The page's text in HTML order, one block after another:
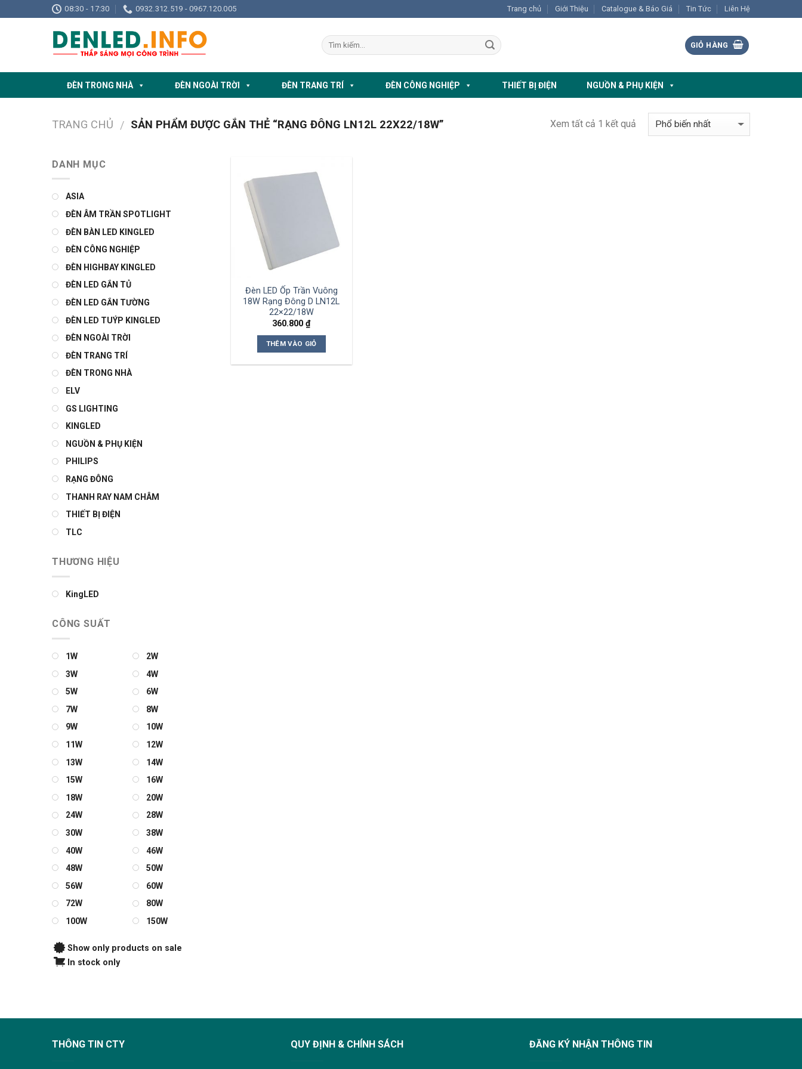
to
08:30 - 17:30 0932.312.519 - 0967.120.005 Trang chủ Giới Thiệu Catalogue & Báo Giá Tin Tức Liên Hệ
GIỎ HÀNG
ĐÈN TRONG NHÀ ĐÈN NGOÀI TRỜI ĐÈN TRANG TRÍ ĐÈN CÔNG NGHIỆP THIẾT BỊ ĐIỆN NGUỒN & PHỤ KIỆN
TRANG CHỦ / SẢN PHẨM ĐƯỢC GẮN THẺ “RẠNG ĐÔNG LN12L 22X22/18W” Xem tất cả 1 kết quả
DANH MỤC
ASIA
ĐÈN ÂM TRẦN SPOTLIGHT
ĐÈN BÀN LED KINGLED
ĐÈN CÔNG NGHIỆP
ĐÈN HIGHBAY KINGLED
ĐÈN LED GẮN TỦ
ĐÈN LED GẮN TƯỜNG
ĐÈN LED TUÝP KINGLED
ĐÈN NGOÀI TRỜI
ĐÈN TRANG TRÍ
ĐÈN TRONG NHÀ
ELV
GS LIGHTING
KINGLED
NGUỒN & PHỤ KIỆN
PHILIPS
RẠNG ĐÔNG
THANH RAY NAM CHÂM
THIẾT BỊ ĐIỆN
TLC
THƯƠNG HIỆU
KingLED
CÔNG SUẤT
1W
2W
3W
4W
5W
6W
7W
8W
9W
10W
11W
12W
13W
14W
15W
16W
18W
20W
24W
28W
30W
38W
40W
46W
48W
50W
56W
60W
72W
80W
100W
150W
Show only products on sale
In stock only
Đèn LED Ốp Trần Vuông
18W Rạng Đông D LN12L
22×22/18W
360.800₫
THÊM VÀO GIỎ
THÔNG TIN CTY QUY ĐỊNH & CHÍNH SÁCH ĐĂNG KÝ NHẬN THÔNG TIN